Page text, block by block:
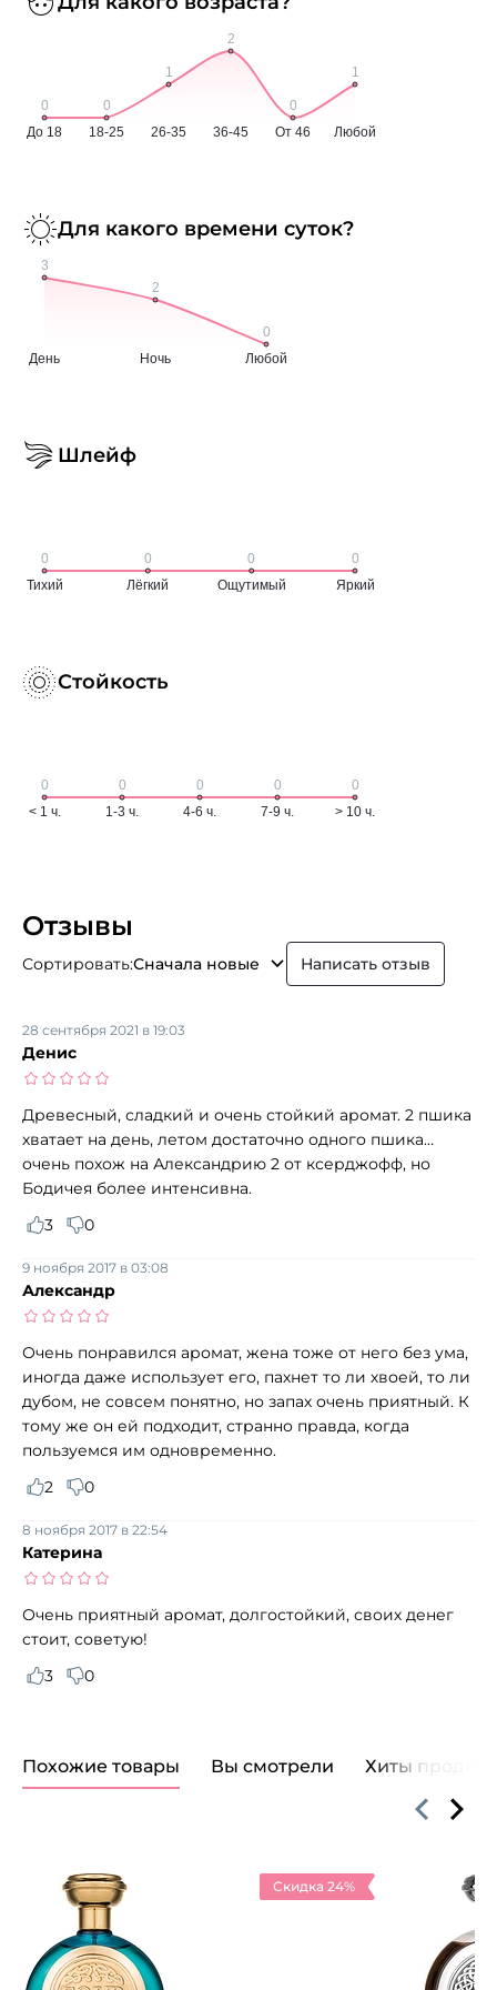
Для какого времени суток?
Шлейф
Стойкость
Отзывы
Сортировать:Сначала новые Написать отзыв
Денис
28 сентября 2021 в 19:03
Древесный, сладкий и очень стойкий аромат. 2 пшика
хватает на день, летом достаточно одного пшика…
очень похож на Александрию 2 от ксерджофф, но
Бодичея более интенсивна.
3
0
Александр
9 ноября 2017 в 03:08
Очень понравился аромат, жена тоже от него без ума,
иногда даже использует его, пахнет то ли хвоей, то ли
дубом, не совсем понятно, но запах очень приятный. К
тому же он ей подходит, странно правда, когда
пользуемся им одновременно.
2
0
Катерина
8 ноября 2017 в 22:54
Очень приятный аромат, долгостойкий, своих денег
стоит, советую!
3
0
Похожие товары Вы смотрели Хиты продаж
Скидка 24%